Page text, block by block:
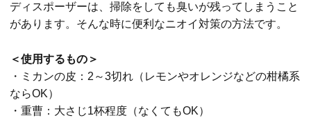
ディスポーザーは、掃除をしても臭いが残ってしまうこと
があります。そんな時に便利なニオイ対策の方法です。
＜使用するもの＞
・ミカンの皮：2～3切れ（レモンやオレンジなどの柑橘系
ならOK）
・重曹：大さじ1杯程度（なくてもOK）